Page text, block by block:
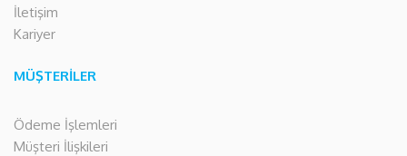
İletişim
Kariyer
MÜŞTERİLER
Ödeme İşlemleri
Müşteri İlişkileri